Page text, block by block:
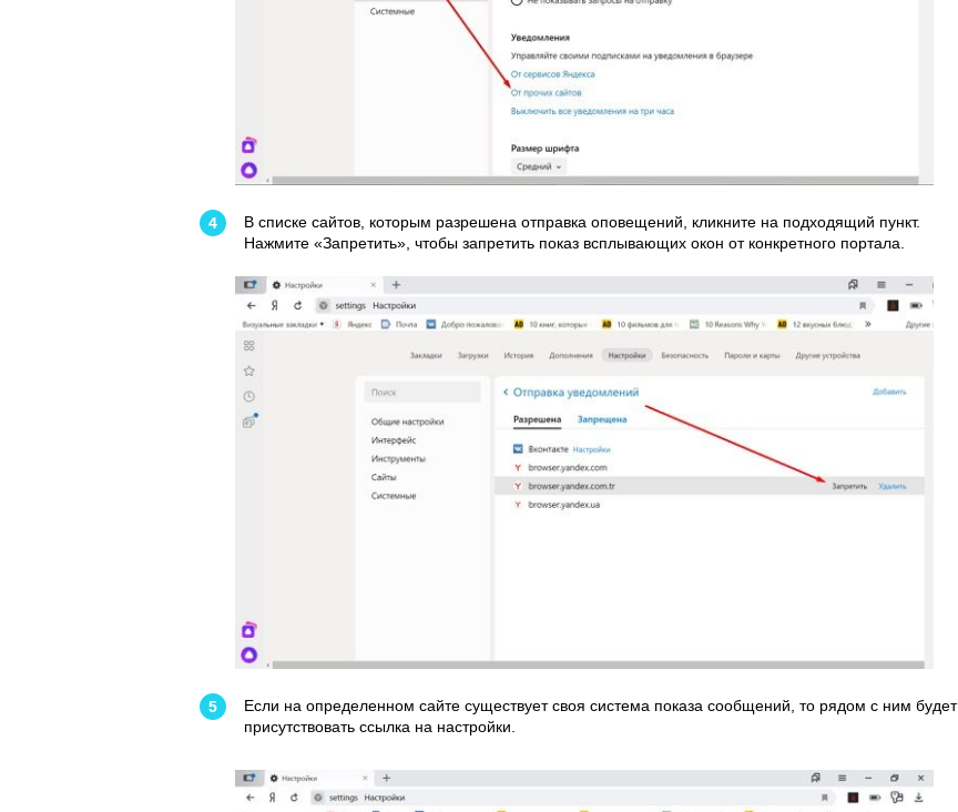
В списке сайтов, которым разрешена отправка оповещений, кликните на подходящий пункт.
Нажмите «Запретить», чтобы запретить показ всплывающих окон от конкретного портала.
Если на определенном сайте существует своя система показа сообщений, то рядом с ним будет
присутствовать ссылка на настройки.